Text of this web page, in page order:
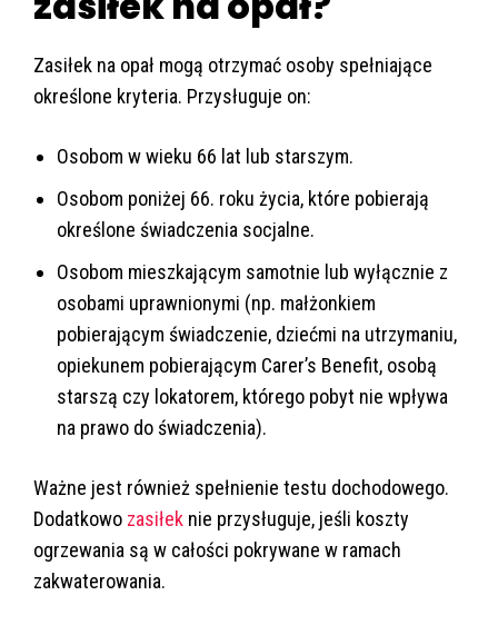
Zasiłek na opał mogą otrzymać osoby spełniające
określone kryteria. Przysługuje on:
Osobom w wieku 66 lat lub starszym.
Osobom poniżej 66. roku życia, które pobierają
określone świadczenia socjalne.
Osobom mieszkającym samotnie lub wyłącznie z
osobami uprawnionymi (np. małżonkiem
pobierającym świadczenie, dziećmi na utrzymaniu,
opiekunem pobierającym Carer’s Benefit, osobą
starszą czy lokatorem, którego pobyt nie wpływa
na prawo do świadczenia).
Ważne jest również spełnienie testu dochodowego.
Dodatkowo zasiłek nie przysługuje, jeśli koszty
ogrzewania są w całości pokrywane w ramach
zakwaterowania.